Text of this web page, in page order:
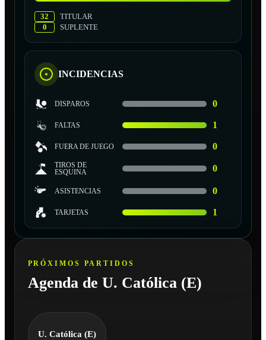
32
TITULAR
0
SUPLENTE
INCIDENCIAS
DISPAROS 0
FALTAS 1
FUERA DE JUEGO 0
TIROS DE
ESQUINA
0
ASISTENCIAS 0
TARJETAS 1
PRÓXIMOS PARTIDOS
Agenda de U. Católica (E)
U. Católica (E)